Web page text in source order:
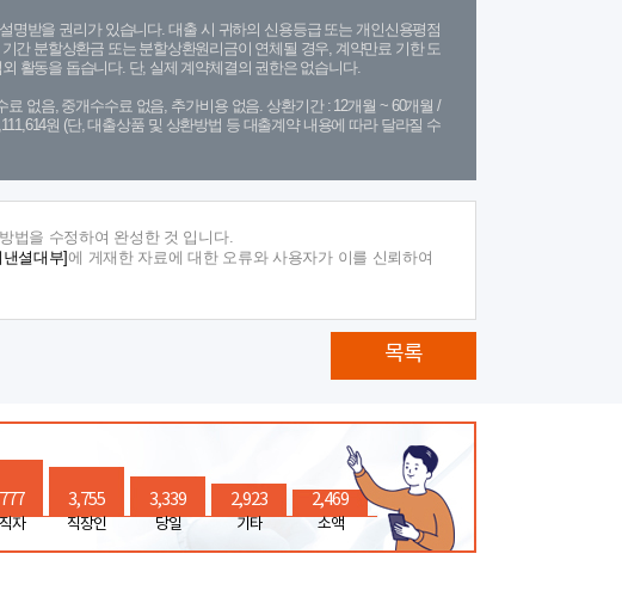
받을 권리가 있습니다. 대출 시 귀하의 신용등급 또는 개인신용평점
간 분할상환금 또는 분할상환원리금이 연체될 경우, 계약만료 기한 도
활동을 돕습니다. 단, 실제 계약체결의 권한은 없습니다.
없음, 중개수수료 없음, 추가비용 없음. 상환기간 : 12개월 ~ 60개월 /
원 (단, 대출상품 및 상환방법 등 대출계약 내용에 따라 달라질 수
법을 수정하여 완성한 것 입니다.
낸셜대부]에 게재한 자료에 대한 오류와 사용자가 이를 신뢰하여
목록
자
3,755
직장인
3,339
당일
2,923
기타
2,469
소액